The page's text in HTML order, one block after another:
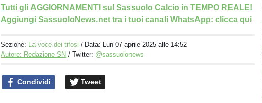
Tutti gli AGGIORNAMENTI sul Sassuolo Calcio in TEMPO REALE!
Aggiungi SassuoloNews.net tra i tuoi canali WhatsApp: clicca qui
Sezione: La voce dei tifosi / Data: Lun 07 aprile 2025 alle 14:52
Autore: Redazione SN / Twitter: @sassuolonews
Condividi Tweet